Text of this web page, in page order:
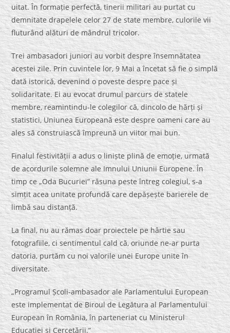
uitat. În formație perfectă, tinerii militari au purtat cu
demnitate drapelele celor 27 de state membre, culorile vii
fluturând alături de mândrul tricolor.
Trei ambasadori juniori au vorbit despre însemnătatea
acestei zile. Prin cuvintele lor, 9 Mai a încetat să fie o simplă
dată istorică, devenind o poveste despre pace și
solidaritate. Ei au evocat drumul parcurs de statele
membre, reamintindu-le colegilor că, dincolo de hărți și
statistici, Uniunea Europeană este despre oameni care au
ales să construiască împreună un viitor mai bun.
Finalul festivității a adus o liniște plină de emoție, urmată
de acordurile solemne ale Imnului Uniunii Europene. În
timp ce „Oda Bucuriei” răsuna peste întreg colegiul, s-a
simțit acea unitate profundă care depășește barierele de
limbă sau distanță.
La final, nu au rămas doar proiectele pe hârtie sau
fotografiile, ci sentimentul cald că, oriunde ne-ar purta
datoria, purtăm cu noi valorile unei Europe unite în
diversitate.
„Programul Școli-ambasador ale Parlamentului European
este implementat de Biroul de Legătura al Parlamentului
European în România, în parteneriat cu Ministerul
Educației și Cercetării.”